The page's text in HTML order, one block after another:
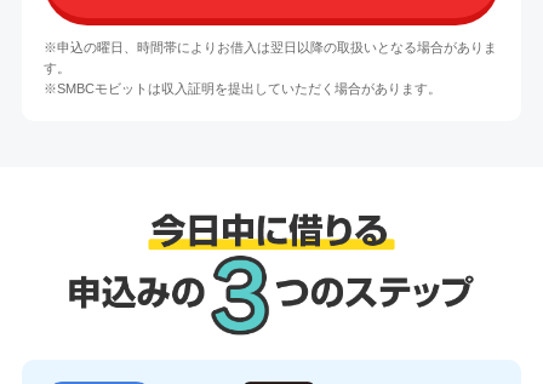
※申込の曜日、時間帯によりお借入は翌日以降の取扱いとなる場合がありま
す。
※SMBCモビットは収入証明を提出していただく場合があります。